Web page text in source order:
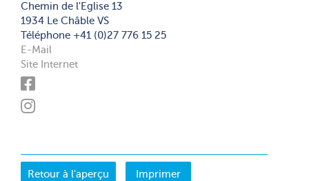
Chemin de l'Eglise 13
1934 Le Châble VS
Téléphone +41 (0)27 776 15 25
E-Mail
Site Internet
Imprimer